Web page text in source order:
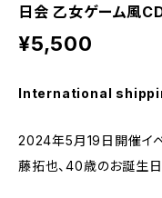
日会 乙女ゲーム風
¥5,500
International
2024年5月19日開催イ
藤拓也、40歳のお誕生